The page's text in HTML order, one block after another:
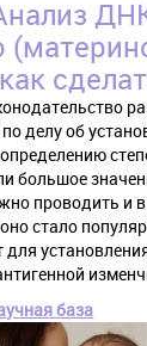
делу об
большое
проводить и
стало
для
база